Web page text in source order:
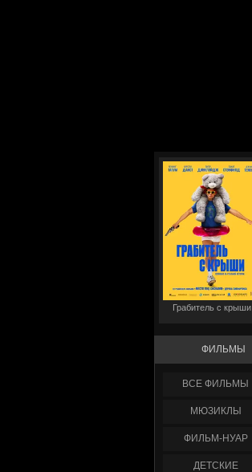
Грабитель с крыши
ФИЛЬМЫ
ФИЛЬМЫ
МЮЗИКЛЫ
ФИЛЬМ-НУАР
ДЕТСКИЕ